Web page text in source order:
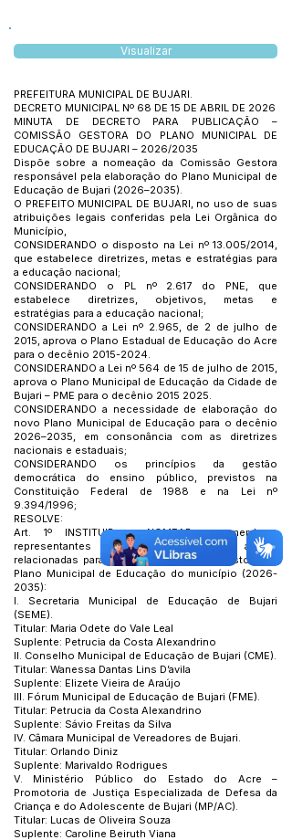
Visualizar
PREFEITURA MUNICIPAL DE BUJARI.
DECRETO MUNICIPAL Nº 68 DE 15 DE ABRIL DE 2026
MINUTA DE DECRETO PARA PUBLICAÇÃO –
COMISSÃO GESTORA DO PLANO MUNICIPAL DE
EDUCAÇÃO DE BUJARI – 2026/2035
Dispõe sobre a nomeação da Comissão Gestora
responsável pela elaboração do Plano Municipal de
Educação de Bujari (2026–2035).
O PREFEITO MUNICIPAL DE BUJARI, no uso de suas
atribuições legais conferidas pela Lei Orgânica do
Município,
CONSIDERANDO o disposto na Lei nº 13.005/2014,
que estabelece diretrizes, metas e estratégias para
a educação nacional;
CONSIDERANDO o PL nº 2.617 do PNE, que
estabelece diretrizes, objetivos, metas e
estratégias para a educação nacional;
CONSIDERANDO a Lei nº 2.965, de 2 de julho de
2015, aprova o Plano Estadual de Educação do Acre
para o decênio 2015-2024.
CONSIDERANDO a Lei nº 564 de 15 de julho de 2015,
aprova o Plano Municipal de Educação da Cidade de
Bujari – PME para o decênio 2015 2025.
CONSIDERANDO a necessidade de elaboração do
novo Plano Municipal de Educação para o decênio
2026–2035, em consonância com as diretrizes
nacionais e estaduais;
CONSIDERANDO os princípios da gestão
democrática do ensino público, previstos na
Constituição Federal de 1988 e na Lei nº
9.394/1996;
RESOLVE:
Art. 1º INSTITUIR e NOMEAR os membros
representantes das instituições abaixo
relacionadas para compor a Comissão Gestora do
Plano Municipal de Educação do município (2026-
2035):
I. Secretaria Municipal de Educação de Bujari
(SEME).
Titular: Maria Odete do Vale Leal
Suplente: Petrucia da Costa Alexandrino
II. Conselho Municipal de Educação de Bujari (CME).
Titular: Wanessa Dantas Lins D’avila
Suplente: Elizete Vieira de Araújo
III. Fórum Municipal de Educação de Bujari (FME).
Titular: Petrucia da Costa Alexandrino
Suplente: Sávio Freitas da Silva
IV. Câmara Municipal de Vereadores de Bujari.
Titular: Orlando Diniz
Suplente: Marivaldo Rodrigues
V. Ministério Público do Estado do Acre –
Promotoria de Justiça Especializada de Defesa da
Criança e do Adolescente de Bujari (MP/AC).
Titular: Lucas de Oliveira Souza
Suplente: Caroline Beiruth Viana